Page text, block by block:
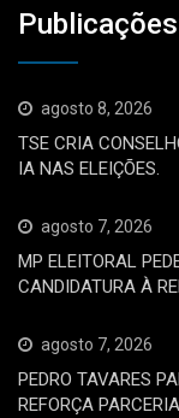
agosto 8, 2026
TSE CRIA
IA NAS ELEIÇÕES.
agosto 7, 2026
MP ELEITORAL
CANDIDATURA À
agosto 7, 2026
PEDRO TAVARES
REFORÇA